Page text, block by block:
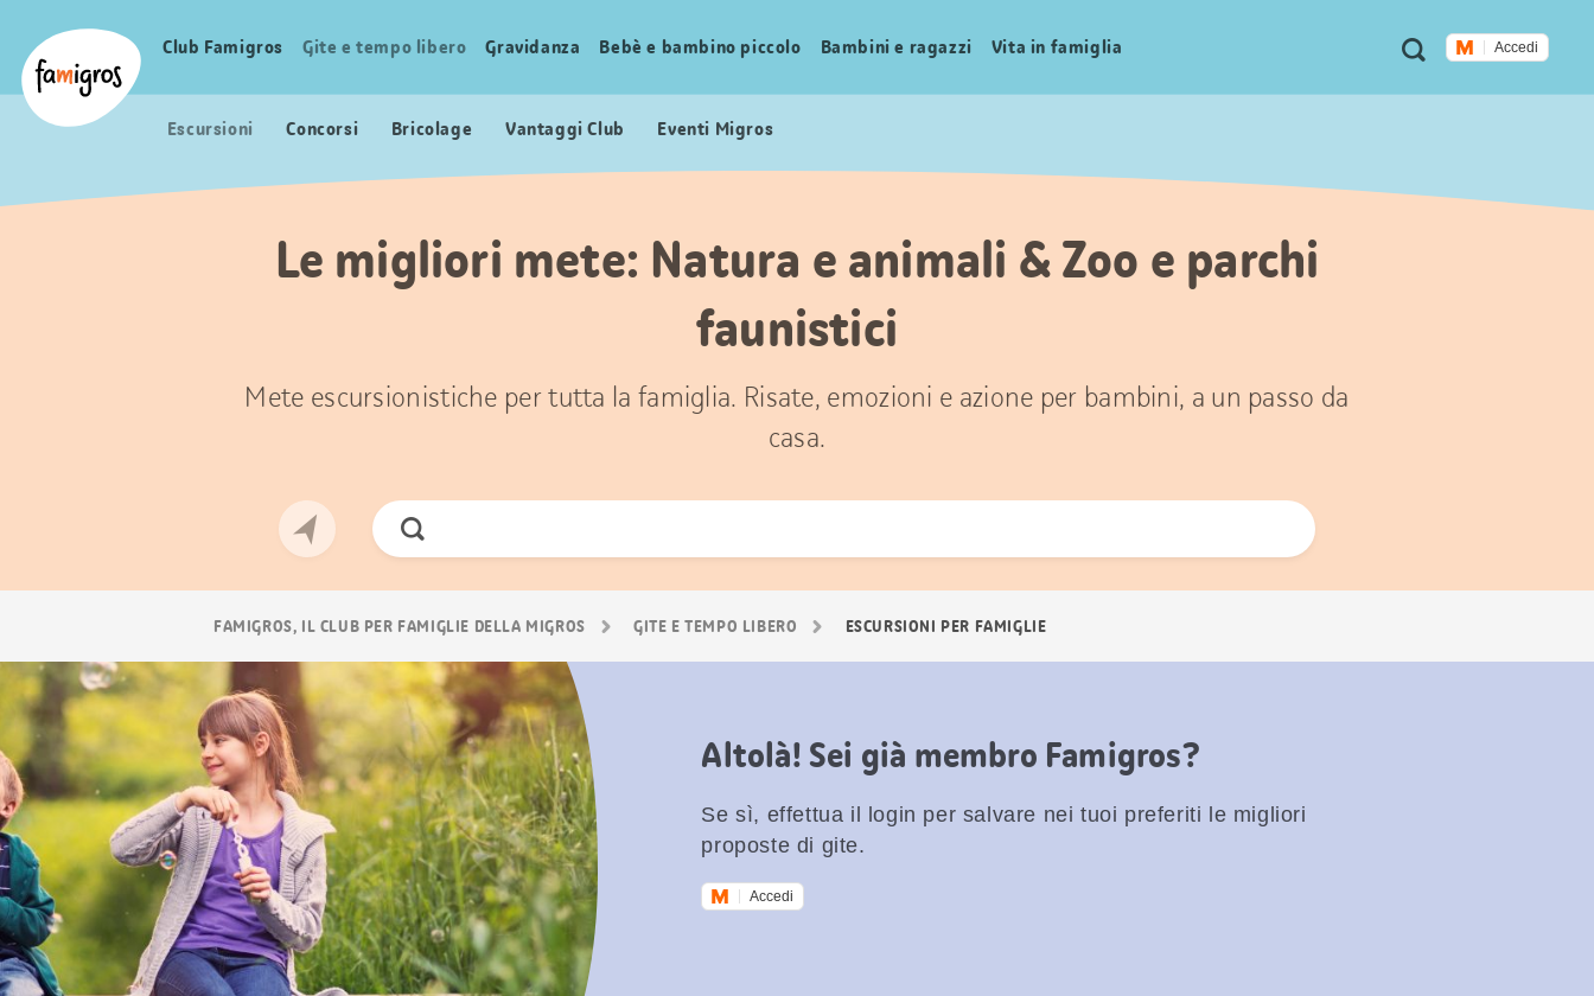
segnalibri
Logo
Metanavigazione
Ricerca Accedi
Navigazione
Club Famigros Gite e tempo libero Gravidanza Bebè e bambino piccolo Bambini e ragazzi Vita in famiglia
Escursioni Concorsi Bricolage Vantaggi Club Eventi Migros
Le migliori mete: Natura e animali & Zoo e parchi
faunistici
Mete escursionistiche per tutta la famiglia. Risate, emozioni e azione per bambini, a un passo da
casa.
Cerca
FAMIGROS, IL CLUB PER FAMIGLIE DELLA MIGROS GITE E TEMPO LIBERO ESCURSIONI PER FAMIGLIE
Altolà! Sei già membro Famigros?
Se sì, effettua il login per salvare nei tuoi preferiti le migliori
proposte di gite.
Accedi